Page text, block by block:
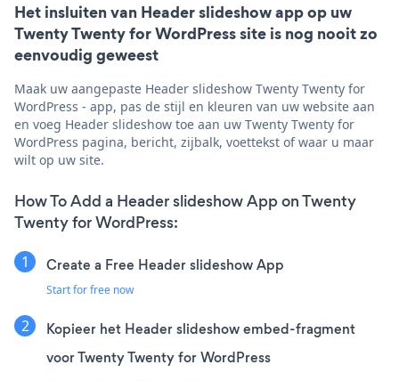
Het insluiten van Header slideshow app op uw
Twenty Twenty for WordPress site is nog nooit zo
eenvoudig geweest
Maak uw aangepaste Header slideshow Twenty Twenty for
WordPress - app, pas de stijl en kleuren van uw website aan
en voeg Header slideshow toe aan uw Twenty Twenty for
WordPress pagina, bericht, zijbalk, voettekst of waar u maar
wilt op uw site.
How To Add a Header slideshow App on Twenty
Twenty for WordPress:
Create a Free Header slideshow App
Start for free now
Kopieer het Header slideshow embed-fragment
voor Twenty Twenty for WordPress